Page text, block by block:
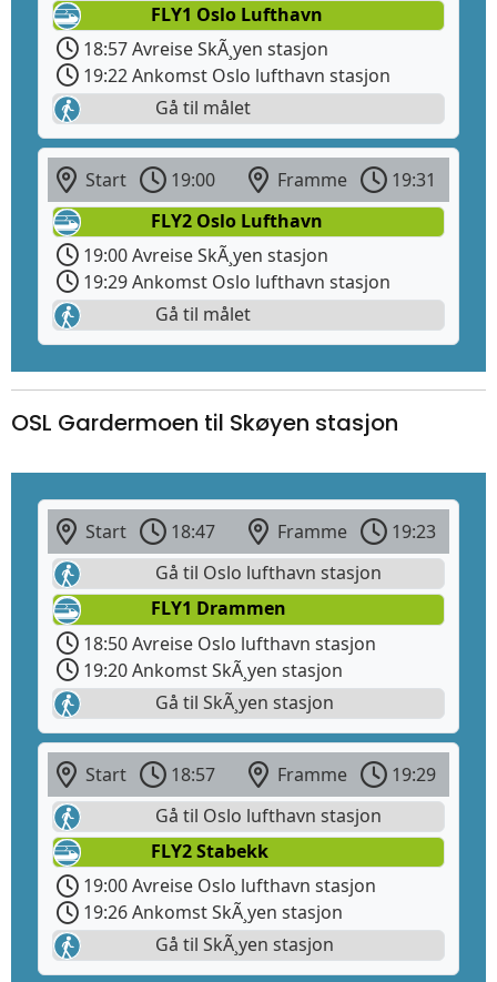
FLY1 Oslo Lufthavn
18:57 Avreise SkÃ¸yen stasjon
19:22 Ankomst Oslo lufthavn stasjon
Gå til målet
Start 19:00 Framme
19:31
FLY2 Oslo Lufthavn
19:00 Avreise SkÃ¸yen stasjon
19:29 Ankomst Oslo lufthavn stasjon
Gå til målet
OSL Gardermoen til Skøyen stasjon
Start 18:47 Framme
19:23
Gå til Oslo lufthavn stasjon
FLY1 Drammen
18:50 Avreise Oslo lufthavn stasjon
19:20 Ankomst SkÃ¸yen stasjon
Gå til SkÃ¸yen stasjon
Start 18:57 Framme
19:29
Gå til Oslo lufthavn stasjon
FLY2 Stabekk
19:00 Avreise Oslo lufthavn stasjon
19:26 Ankomst SkÃ¸yen stasjon
Gå til SkÃ¸yen stasjon